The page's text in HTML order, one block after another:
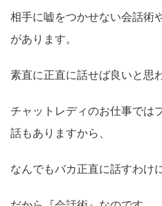
相手に嘘をつかせない会話術
があります。
素直に正直に話せば良いと思
チャットレディのお仕事では
話もありますから、
なんでもバカ正直に話すわけ